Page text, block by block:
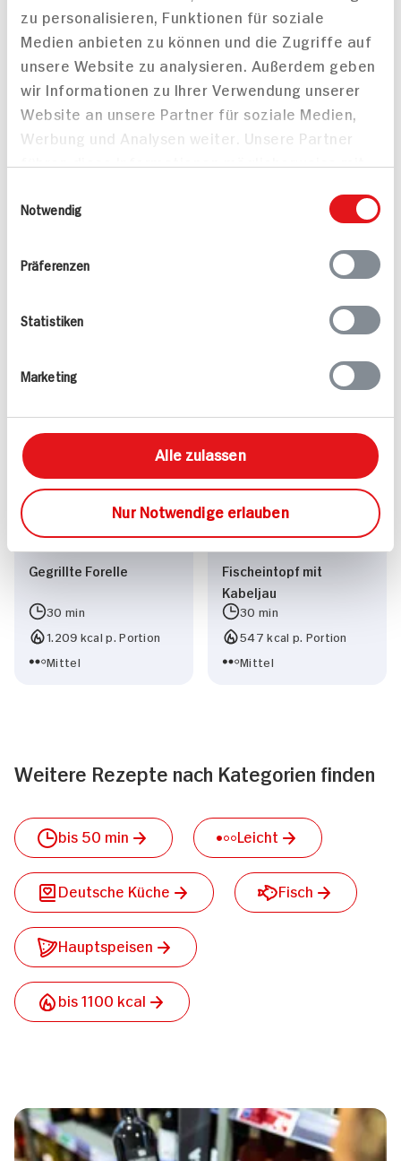
zu personalisieren, Funktionen für soziale
Medien anbieten zu können und die Zugriffe auf
unsere Website zu analysieren. Außerdem geben
wir Informationen zu Ihrer Verwendung unserer
Website an unsere Partner für soziale Medien,
Werbung und Analysen weiter. Unsere Partner
bereitgestellt haben oder die sie im Rahmen
Notwendig
Präferenzen
Statistiken
Marketing
Alle zulassen
Nur Notwendige erlauben
ZUM
AKTUELLEN
TAGES-
PREIS 3.39
Alle Rezepte
15 min
Leicht
1.043 kcal p. Portion
Gegrillte Forelle
30 min
1.209 kcal p. Portion
Mittel
Fischeintopf mit
Kabeljau
30 min
547 kcal p. Portion
Mittel
Weitere Rezepte nach Kategorien finden
bis 50 min Leicht
Deutsche Küche Fisch
Hauptspeisen
bis 1100 kcal